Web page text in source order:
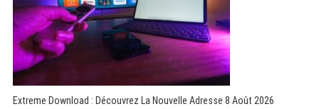
Extreme Download : Découvrez La Nouvelle Adresse 8 Août 2026